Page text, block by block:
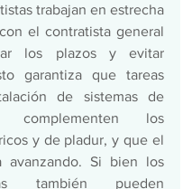
trabajan en estrecha
el contratista general
los plazos y evitar
garantiza que tareas
de sistemas de
complementen los
y de pladur, y que el
avanzando. Si bien los
también pueden